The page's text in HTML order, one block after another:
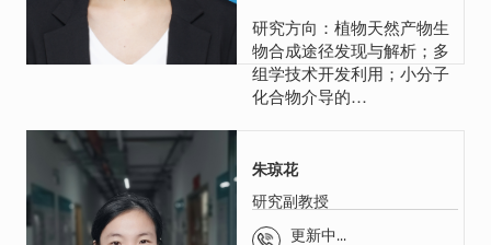
研究方向：植物天然产物生
物合成途径发现与解析；多
组学技术开发利用；小分子
化合物介导的…
朱琼花
研究副教授
更新中...